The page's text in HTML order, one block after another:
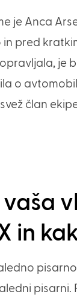
je Anca
pred
je
o
član
vaša
in
pisarni.